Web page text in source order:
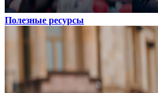
Полезные ресурсы